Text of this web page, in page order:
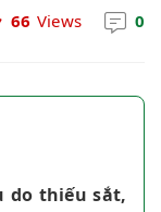
66 Views 0
do thiếu sắt,